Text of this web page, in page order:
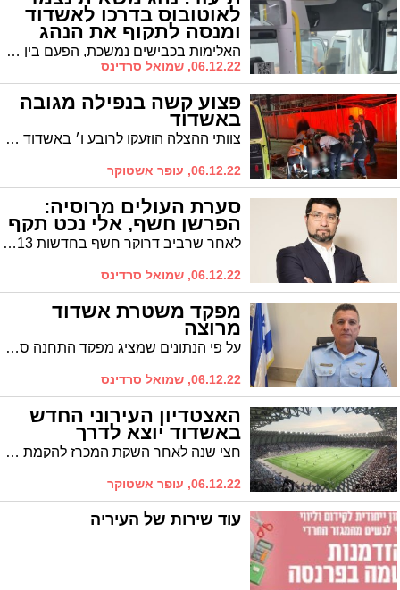
לאוטובוס בדרכו לאשדוד
ומנסה לתקוף את הנהג
האלימות בכבישים נמשכת, הפעם בין נהג משאית לנהג אוטובוס שעשה את דרכו עם נוסעים מראשון לציון לאשדוד * "המשאית הייתה מילימטר מפגיעה באוטובוס", מספרת אחת הנוסעות
06.12.22, שמואל סרדינס
פצוע קשה בנפילה מגובה
באשדוד
צוותי ההצלה הוזעקו לרובע ו׳ באשדוד בעקבות דיוווח על נפילה מגובה. מהמקום פונה בן 40 במצב בינוני עד קשה לאסותא
06.12.22, עופר אשטוקר
סערת העולים מרוסיה:
הפרשן חשף, אלי נכט תקף
לאחר שרביב דרוקר חשף בחדשות 13, כי העולים החדשים מרוסיה מגיעים לישראל כדי לקבל את סל ההטבות כעולים חדשים והם חוזרים מיד אל מולדתם, תוקף אלי נכט: "הכתבה של דרוקר מלאה שקרים ורמיזות על גבול הגזענות"
06.12.22, שמואל סרדינס
מפקד משטרת אשדוד
מרוצה
על פי הנתונים שמציג מפקד התחנה סנ"צ אילן שושן, בשנה החולפת חלה ירידה בכמות התיקים שנפתחו במשטרה אשדוד בגין אלימות. את הנתונים הוא הציג לאור השאילתא שהגיש חבר המועצה אופיר לסרי לאור ריבוי אירועי האלימות לאחרונה בעיר
06.12.22, שמואל סרדינס
האצטדיון העירוני החדש
באשדוד יוצא לדרך
חצי שנה לאחר השקת המכרז להקמת האצטדיון העירוני החדש בעיר, ראש העיר מדווח על זוכה במכרז ויציאה לדרך * האם סיום הש"ס הבא יחגג באיצטדיון אשדוד?
06.12.22, עופר אשטוקר
עוד שירות של העיריה